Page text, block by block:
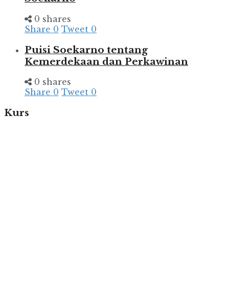
0 shares
Share 0 Tweet 0
Puisi Soekarno tentang
Kemerdekaan dan Perkawinan
0 shares
Share 0 Tweet 0
Kurs